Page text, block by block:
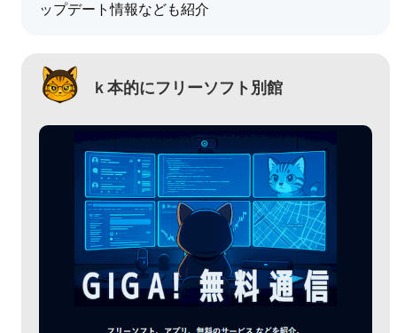
ップデート情報なども紹介
ｋ本的にフリーソフト別館